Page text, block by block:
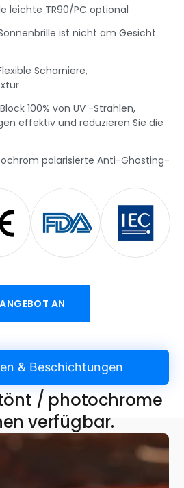
leichte TR90/PC optional
ist nicht am Gesicht
Scharniere,
100% von UV -Strahlen,
effektiv und reduzieren Sie die
polarisierte Anti-Ghosting-
AN
& Beschichtungen
/ photochrome
verfügbar.